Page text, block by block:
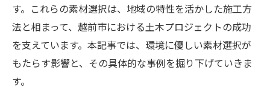
す。これらの素材選択は、地域の特性を活かした施工方
法と相まって、越前市における土木プロジェクトの成功
を支えています。本記事では、環境に優しい素材選択が
もたらす影響と、その具体的な事例を掘り下げていきま
す。